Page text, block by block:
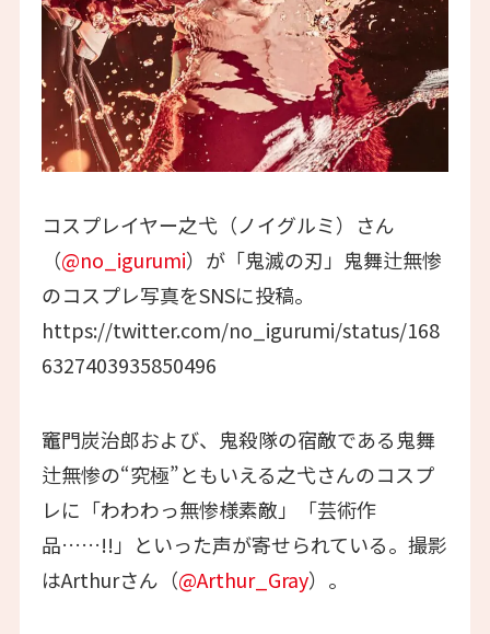
コスプレイヤー之弋（ノイグルミ）さん
（@no_igurumi）が「鬼滅の刃」鬼舞辻無惨
のコスプレ写真をSNSに投稿。
https://twitter.com/no_igurumi/status/168
6327403935850496
竈門炭治郎および、鬼殺隊の宿敵である鬼舞
辻無惨の“究極”ともいえる之弋さんのコスプ
レに「わわわっ無惨様素敵」「芸術作
品……!!」といった声が寄せられている。撮影
はArthurさん（@Arthur_Gray）。